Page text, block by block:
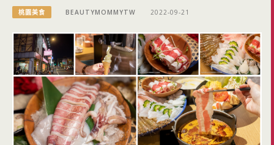
桃園美食 BEAUTYMOMMYTW 2022-09-21